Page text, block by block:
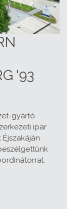
'93
gyártó
ipar